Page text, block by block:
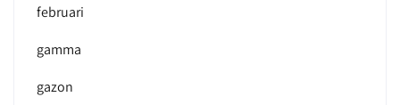
februari
gamma
gazon